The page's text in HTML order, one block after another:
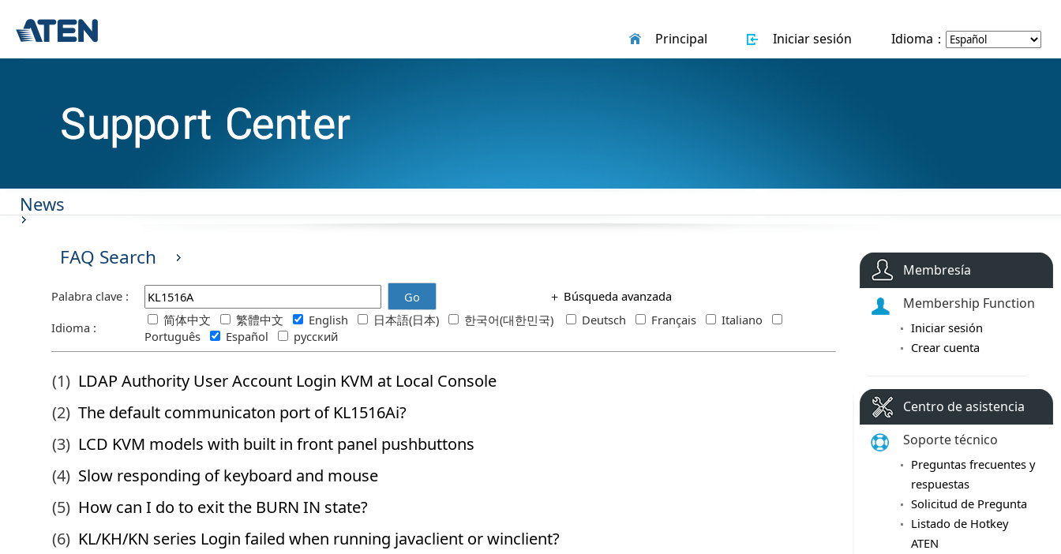
Principal Iniciar sesión Idioma：
News
FAQ Search
Palabra clave : Go ＋ Búsqueda avanzada
Idioma :
简体中文 繁體中文 English 日本語(日本) 한국어(대한민국) Deutsch Français
Italiano
Português
Español русский
Membresía
Membership Function
Iniciar sesión
Crear cuenta
Centro de asistencia
Soporte técnico
Preguntas frecuentes y
respuestas
Solicitud de Pregunta
Listado de Hotkey
ATEN